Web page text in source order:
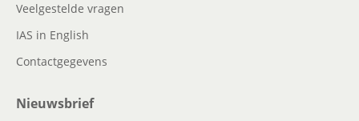
Veelgestelde vragen
IAS in English
Contactgegevens
Nieuwsbrief